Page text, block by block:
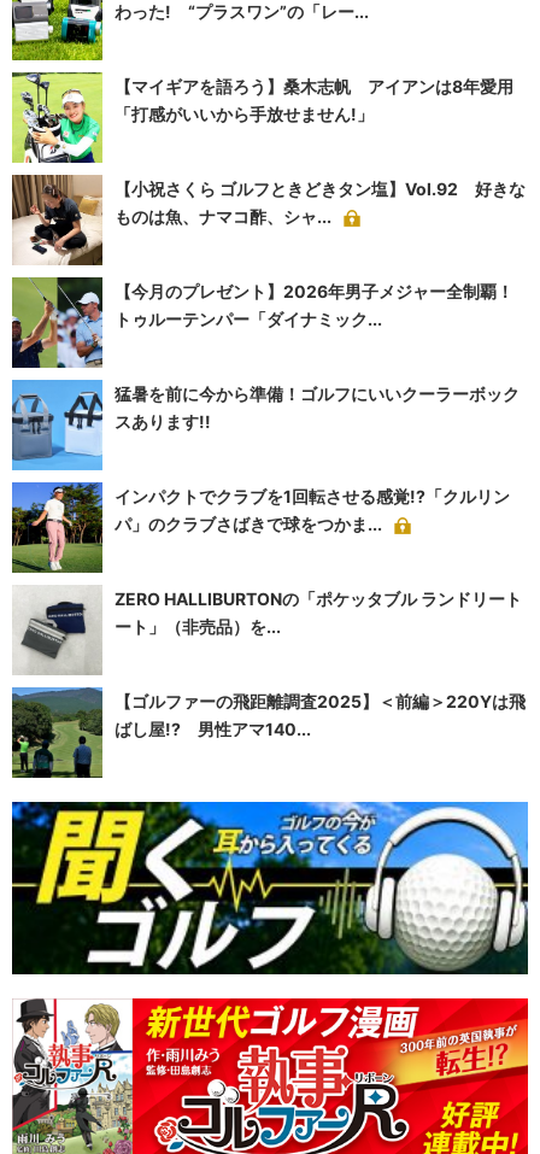
わった! “プラスワン”の「レー...
【マイギアを語ろう】桑木志帆 アイアンは8年愛用
「打感がいいから手放せません!」
【小祝さくら ゴルフときどきタン塩】Vol.92 好きな
ものは魚、ナマコ酢、シャ...
【今月のプレゼント】2026年男子メジャー全制覇！
トゥルーテンパー「ダイナミック...
猛暑を前に今から準備！ゴルフにいいクーラーボック
スあります!!
インパクトでクラブを1回転させる感覚!?「クルリン
パ」のクラブさばきで球をつかま...
ZERO HALLIBURTONの「ポケッタブル ランドリート
ート」（非売品）を...
【ゴルファーの飛距離調査2025】＜前編＞220Yは飛
ばし屋!? 男性アマ140...